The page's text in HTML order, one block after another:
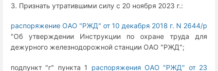
3. Признать утратившими силу с 20 ноября 2023 г.:
распоряжение ОАО "РЖД" от 10 декабря 2018 г. N 2644/р
"Об утверждении Инструкции по охране труда для
дежурного железнодорожной станции ОАО "РЖД";
подпункт "г" пункта 1 распоряжения ОАО "РЖД" от 23